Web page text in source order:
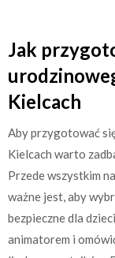
Jak
Kielcach
Aby przygotować
Kielcach warto
Przede wszystkim
ważne jest, aby
bezpieczne dla
animatorem i